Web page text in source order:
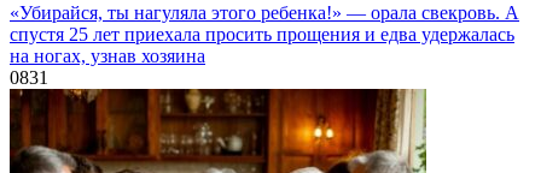
«Убирайся, ты нагуляла этого ребенка!» — орала свекровь. А
спустя 25 лет приехала просить прощения и едва удержалась
на ногах, узнав хозяина
0831